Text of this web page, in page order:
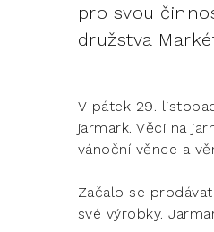
pro svou
družstva
V pátek 29.
jarmark. Věci na
vánoční věnce a
Začalo se
své výrobky.